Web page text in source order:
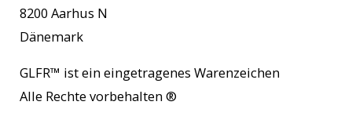
8200 Aarhus N
Dänemark
GLFR™ ist ein eingetragenes Warenzeichen
Alle Rechte vorbehalten®